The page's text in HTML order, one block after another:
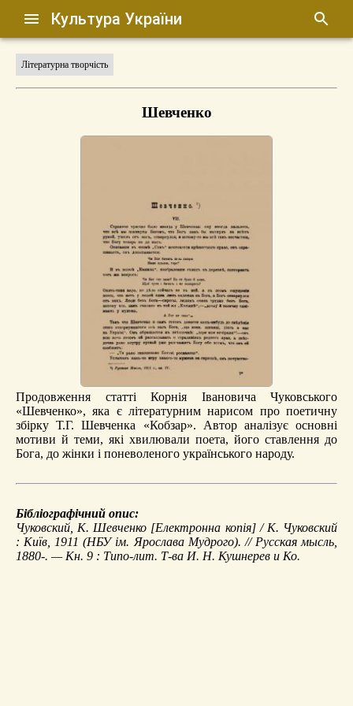
Культура України
Літературна творчість
Шевченко
Продовження статті Корнія Івановича Чуковського
«Шевченко», яка є літературним нарисом про поетичну
збірку Т.Г. Шевченка «Кобзар». Автор аналізує основні
мотиви й теми, які хвилювали поета, його ставлення до
Бога, до жінки і поневоленого українського народу.
Бібліографічний опис:
Чуковский, К. Шевченко [Електронна копія] / К. Чуковский
: Київ, 1911 (НБУ ім. Ярослава Мудрого). // Русская мысль
1880-. — Кн. 9 : Типо-лит. Т-ва И. Н. Кушнерев и Ко.